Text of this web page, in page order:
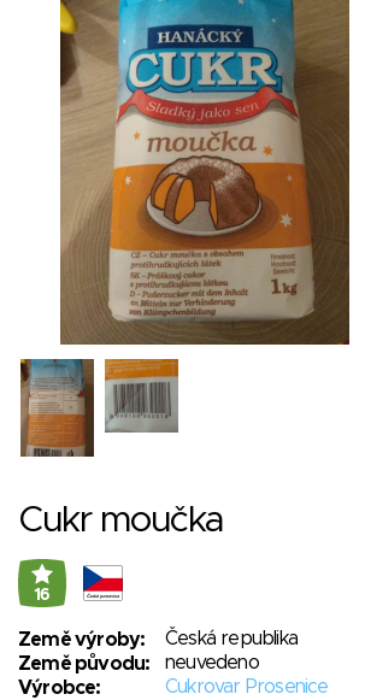
Cukr moučka
16
Země výroby:
Česká republika
Země původu:
neuvedeno
Výrobce:
Cukrovar Prosenice